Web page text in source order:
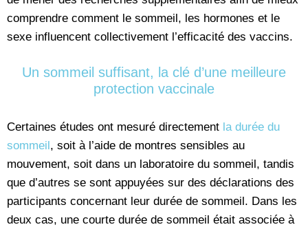
comprendre comment le sommeil, les hormones et le
sexe influencent collectivement l’efficacité des vaccins.
Un sommeil suffisant, la clé d’une meilleure
protection vaccinale
Certaines études ont mesuré directement la durée du
sommeil, soit à l’aide de montres sensibles au
mouvement, soit dans un laboratoire du sommeil, tandis
que d’autres se sont appuyées sur des déclarations des
participants concernant leur durée de sommeil. Dans les
deux cas, une courte durée de sommeil était associée à